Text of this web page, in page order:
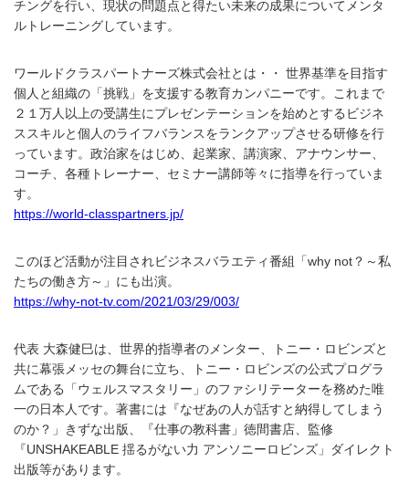
チングを行い、現状の問題点と得たい未来の成果についてメンタ
ルトレーニングしています。
ワールドクラスパートナーズ株式会社とは・・ 世界基準を目指す
個人と組織の「挑戦」を支援する教育カンパニーです。これまで
２１万人以上の受講生にプレゼンテーションを始めとするビジネ
ススキルと個人のライフバランスをランクアップさせる研修を行
っています。政治家をはじめ、起業家、講演家、アナウンサー、
コーチ、各種トレーナー、セミナー講師等々に指導を行っていま
す。
https://world-classpartners.jp/
このほど活動が注目されビジネスバラエティ番組「why not？～私
たちの働き方～」にも出演。
https://why-not-tv.com/2021/03/29/003/
代表 大森健巳は、世界的指導者のメンター、トニー・ロビンズと
共に幕張メッセの舞台に立ち、トニー・ロビンズの公式プログラ
ムである「ウェルスマスタリー」のファシリテーターを務めた唯
一の日本人です。著書には『なぜあの人が話すと納得してしまう
のか？」きずな出版、『仕事の教科書」徳間書店、監修
『UNSHAKEABLE 揺るがない力 アンソニーロビンズ」ダイレクト
出版等があります。